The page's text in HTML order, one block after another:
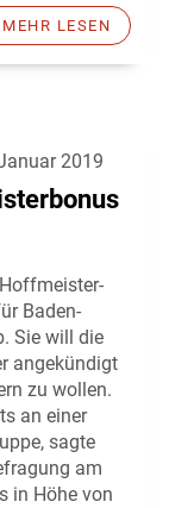
MEHR LESEN
2019
Baden-
Sie will die
angekündigt
zu wollen.
an einer
sagte
am
in Höhe von